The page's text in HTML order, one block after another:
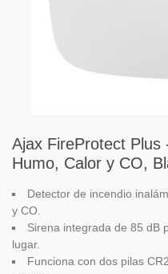
Ajax FireProtect Plus
Humo, Calor y CO,
Detector de incendio
y CO.
Sirena integrada de 85 dB
lugar.
Funciona con dos pilas